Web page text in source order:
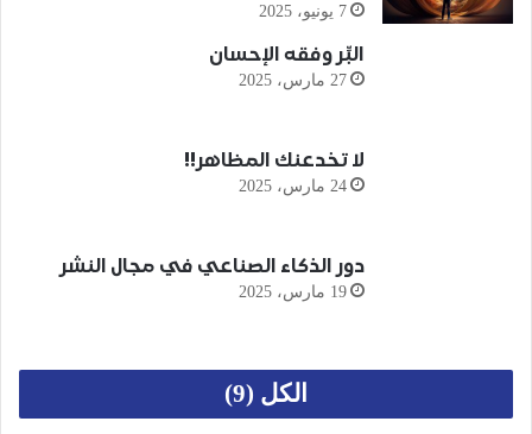
7 يونيو، 2025
البِّر وفقه الإحسان
27 مارس، 2025
لا تخدعنك المظاهر!!
24 مارس، 2025
دور الذكاء الصناعي في مجال النشر
19 مارس، 2025
الكل (9)